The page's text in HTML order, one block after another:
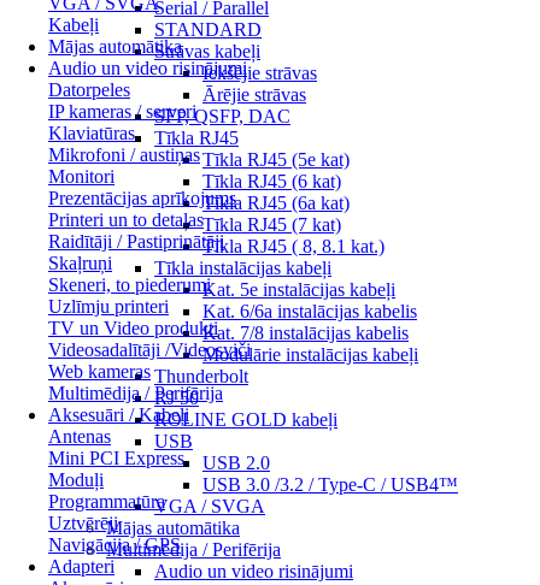
Kabeļi
Mājas automātika
Audio un video risinājumi
Datorpeles
IP kameras / serveri
Klaviatūras
Mikrofoni / austiņas
Monitori
Prezentācijas aprīkojums
Printeri un to detaļas
Raidītāji / Pastiprinātāji
Skaļruņi
Skeneri, to piederumi
Uzlīmju printeri
TV un Video produkti
Videosadalītāji /Videosviči
Web kameras
Multimēdija / Perifērija
Aksesuāri / Kabeļi
Antenas
Mini PCI Express
Moduļi
Programmatūra
Uztvērēji
Navigācija / GPS
Adapteri
Serial / Parallel
STANDARD
Strāvas kabeļi
Iekšējie strāvas
Ārējie strāvas
SFP, QSFP, DAC
Tīkla RJ45
Tīkla RJ45 (5e kat)
Tīkla RJ45 (6 kat)
Tīkla RJ45 (6a kat)
Tīkla RJ45 (7 kat)
Tīkla RJ45 ( 8, 8.1 kat.)
Tīkla instalācijas kabeļi
Kat. 5e instalācijas kabeļi
Kat. 6/6a instalācijas kabelis
Kat. 7/8 instalācijas kabelis
Modulārie instalācijas kabeļi
Thunderbolt
RJ 50
ROLINE GOLD kabeļi
USB
USB 2.0
USB 3.0 /3.2 / Type-C / USB4™
VGA / SVGA
Mājas automātika
Multimēdija / Perifērija
Audio un video risinājumi